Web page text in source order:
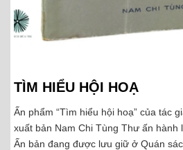
TÌM HIỂU HỘI HOẠ
Ấn phẩm “Tìm hiểu hội hoạ” của tác
xuất bản Nam Chi Tùng Thư ấn hành
Ấn bản đang được lưu giữ ở Quán